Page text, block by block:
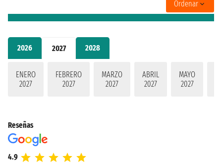
2026 2027 2028
ENERO
2027
FEBRERO
2027
MARZO
2027
ABRIL
2027
MAYO
2027
Ordenar
Reseñas
4.9